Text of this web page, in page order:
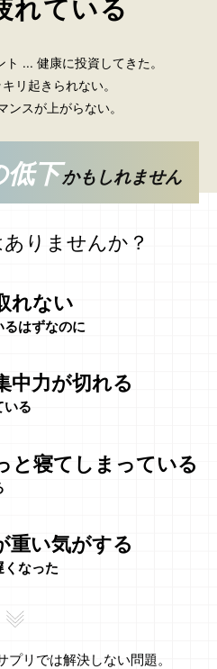
れている
... 健康に投資してきた。
リ起きられない。
ンスが上がらない。
低下かもしれません
りませんか？
れない
るはずなのに
中力が切れる
いる
と寝てしまっている
重い気がする
くなった
リでは解決しない問題。